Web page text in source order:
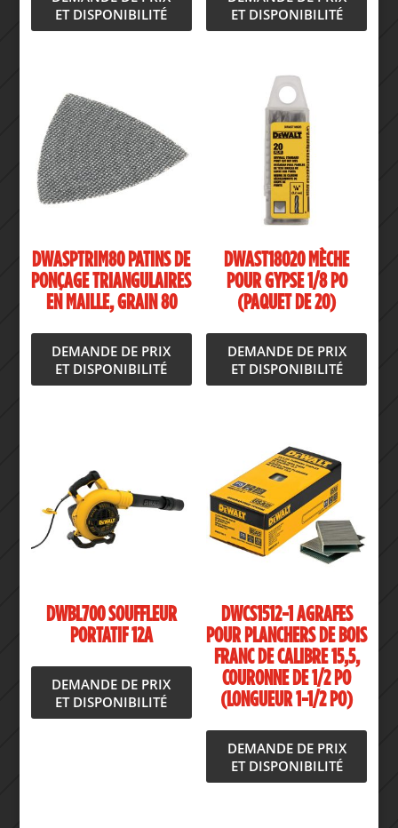
ET DISPONIBILITÉ
ET DISPONIBILITÉ
DWASPTRIM80 PATINS DE
PONÇAGE TRIANGULAIRES
EN MAILLE, GRAIN 80
DEMANDE DE PRIX
ET DISPONIBILITÉ
DWAST18020 MÈCHE
POUR GYPSE 1/8 PO
(PAQUET DE 20)
DEMANDE DE PRIX
ET DISPONIBILITÉ
DWBL700 SOUFFLEUR
PORTATIF 12A
DEMANDE DE PRIX
ET DISPONIBILITÉ
DWCS1512-1 AGRAFES
POUR PLANCHERS DE BOIS
FRANC DE CALIBRE 15,5,
COURONNE DE 1/2 PO
(LONGUEUR 1-1/2 PO)
DEMANDE DE PRIX
ET DISPONIBILITÉ